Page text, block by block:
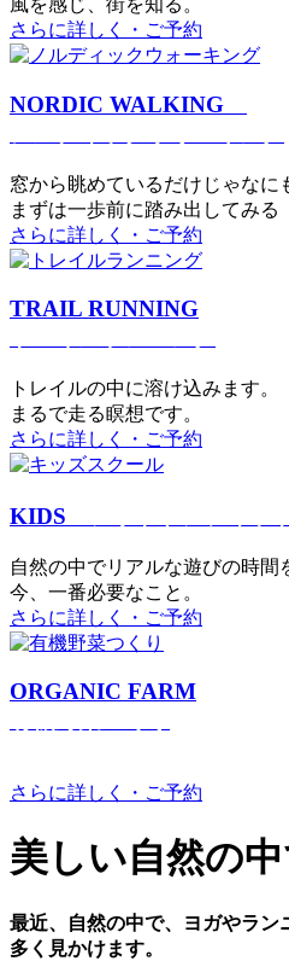
風を感じ、街を知る。
さらに詳しく・ご予約
NORDIC WALKING
窓から眺めているだけじゃなに
まずは一歩前に踏み出してみる
さらに詳しく・ご予約
TRAIL RUNNING
トレイルの中に溶け込みます。
まるで⾛る瞑想です。
さらに詳しく・ご予約
KIDS
⾃然の中でリアルな遊びの時間
今、⼀番必要なこと。
さらに詳しく・ご予約
ORGANIC FARM
さらに詳しく・ご予約
美しい⾃然の
最近、⾃然の中で、ヨガやラン
多く⾒かけます。